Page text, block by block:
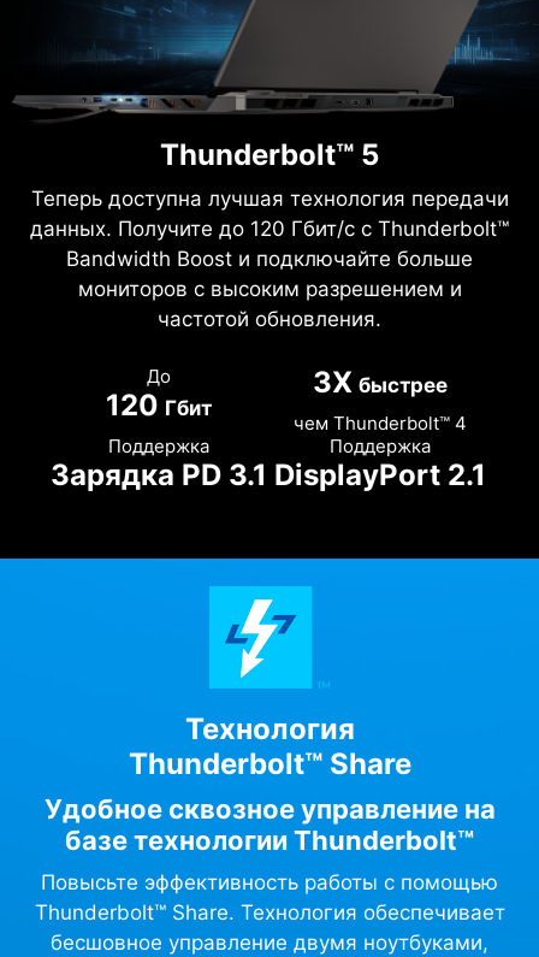
Thunderbolt™ 5
Теперь доступна лучшая технология передачи
данных. Получите до 120 Гбит/с с Thunderbolt™
Bandwidth Boost и подключайте больше
мониторов с высоким разрешением и
частотой обновления.
До
120 Гбит
3X быстрее
чем Thunderbolt™ 4
Поддержка
Зарядка PD 3.1
Поддержка
DisplayPort 2.1
Технология
Thunderbolt™ Share
Удобное сквозное управление на
базе технологии Thunderbolt™
Повысьте эффективность работы с помощью
Thunderbolt™ Share. Технология обеспечивает
бесшовное управление двумя ноутбуками,